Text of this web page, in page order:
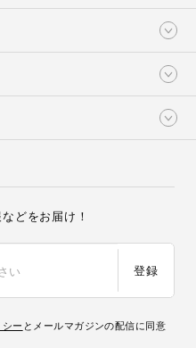
どをお届け！
登録
ー とメールマガジンの配信に同意